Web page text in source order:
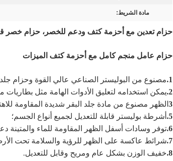
مادة الشريط:
حزام تعدين مع أحزمة كتف ودعم للخصر، حزام خصر
حزام عامل منجم كامل مع أحزمة كتف الميزات
1. مصنوع من البوليستر الصناعي عالي القوة وحزام جلد
2. يمكن استخدامه لتعليق الأدوات الهامة مثل بطاريات
3 الظهر مصنوع من مادة جلد البقر شديدة المقاومة
5. أشرطة بوليستر قابلة للتعديل لجميع أنواع الجسم؛
6. توفر وسادات أسفل الظهر المقاومة للماء والمتينة
7. شرائط عاكسة على الظهر للرؤية والسلامة تحت
8. خفيف الوزن بشكل عام ومريح وقابل للتعديل.